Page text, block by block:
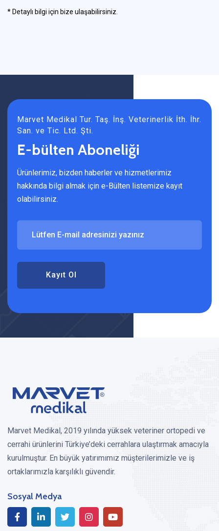
* Detaylı bilgi için bize ulaşabilirsiniz.
Marvet Medikal Tur. Taş. İnş. Veterinerlik İth. İhr.
San. ve Tic. Ltd. Şti.
E-bülten Aboneliği
Ürünlerimiz, bizden haberler ve hizmetlerimiz
hakkında bilgi almak için e-Bülten listemize kayıt
olabilirsiniz.
Kayıt Ol
Marvet Medikal, 2019 yılında yüksek veteriner ortopedi ve
cerrahi ürünlerini Türkiye’deki cerrahlara ulaştırmak amacıyla
kurulmuştur. En büyük yatırımımız müşterilerimizle ve iş
ortaklarımızla karşılıklı güvendir.
Sosyal Medya